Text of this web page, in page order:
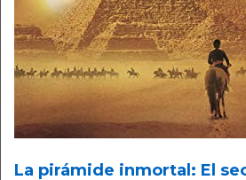
La pirámide inmortal: El